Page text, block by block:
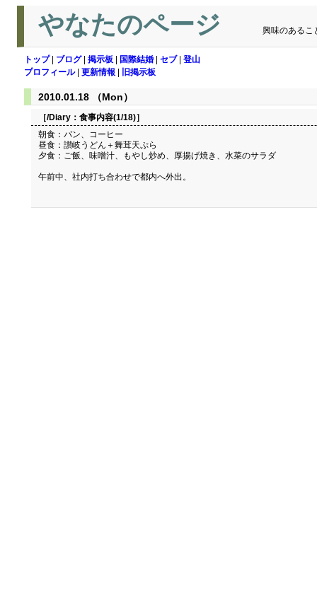
やなたのページ 興味のあるこ
トップ| ブログ| 掲示板 国際結婚 セブ| 登山
プロフィール| 更新情報 旧掲示板
2010.01.18 （Mon）
［/Diary： 食事内容(1/18)］
朝食：パン、コーヒー
昼食：讃岐うどん＋舞茸天ぷら
夕食：ご飯、味噌汁、もやし炒め、厚揚げ焼き、水菜のサラダ
午前中、社内打ち合わせで都内へ外出。